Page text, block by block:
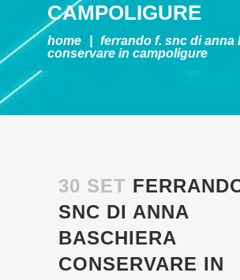
CAMPOLIGURE
home
ferrando f. snc di anna
conservare in campoligure
30 SET
SNC DI ANNA
BASCHIERA
CONSERVARE IN